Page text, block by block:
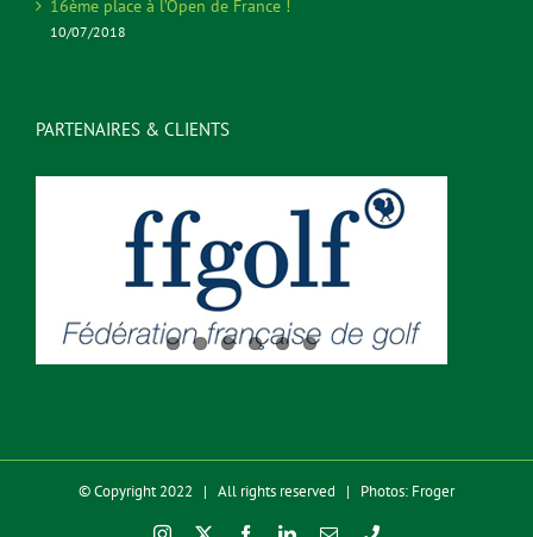
16ème place à l’Open de France !
10/07/2018
PARTENAIRES & CLIENTS
© Copyright 2022 | All rights reserved | Photos: Froger
Instagram FacebookLinkedInEmailPhone